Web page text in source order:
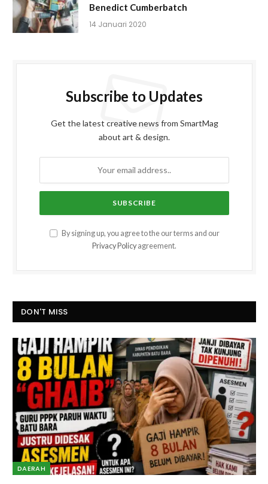
Benedict Cumberbatch
14 Januari 2020
Subscribe to Updates
Get the latest creative news from SmartMag
about art & design.
By signing up, you agree to the our terms and our
Privacy Policy agreement.
DON'T MISS
DAERAH